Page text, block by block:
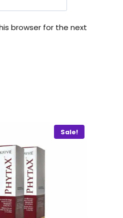
browser for the next
Sale!